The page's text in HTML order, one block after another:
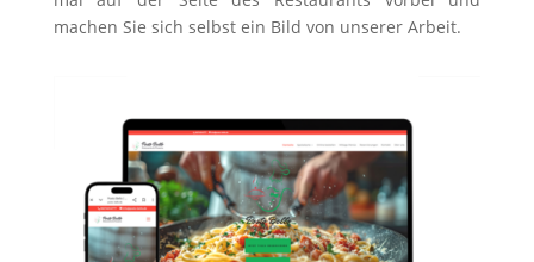
machen Sie sich selbst ein Bild von unserer Arbeit.